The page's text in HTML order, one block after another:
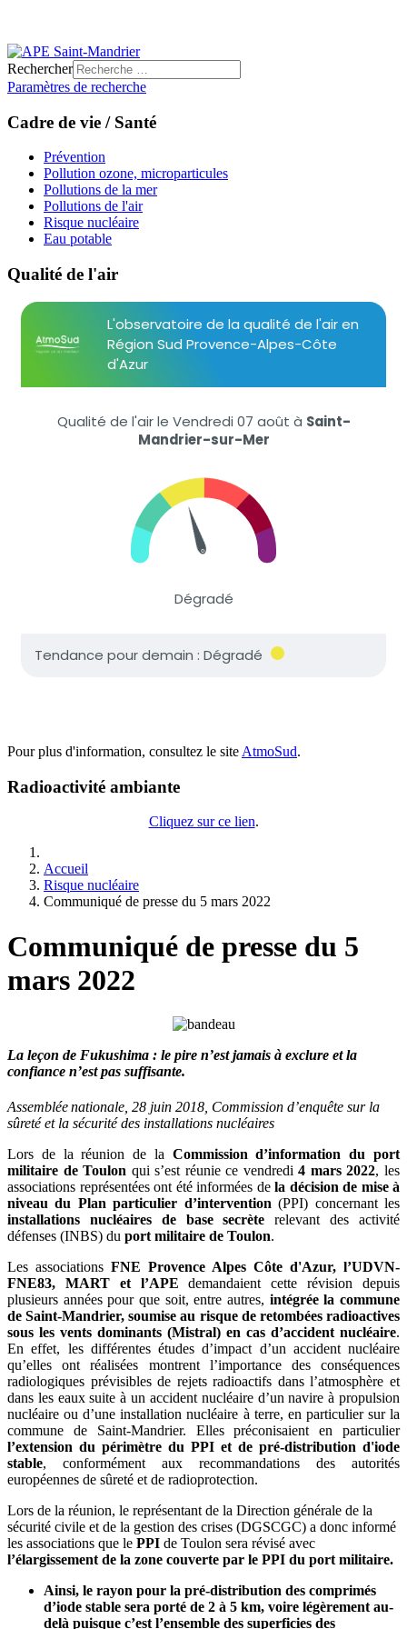
Rechercher
Paramètres de recherche
Cadre de vie / Santé
Prévention
Pollution ozone, microparticules
Pollutions de la mer
Pollutions de l'air
Risque nucléaire
Eau potable
Qualité de l'air
Pour plus d'information, consultez le site AtmoSud.
Radioactivité ambiante
Cliquez sur ce lien.
Accueil
Risque nucléaire
Communiqué de presse du 5 mars 2022
Communiqué de presse du 5
mars 2022
La leçon de Fukushima : le pire n’est jamais à exclure et la
confiance n’est pas suffisante.
Assembléenationale, 28 juin 2018, Commission d’enquête sur la
sûreté et la sécurité des installations nucléaires
Lors de la réunion de la Commission d’information du port
militaire de Toulon qui s’est réunie ce vendredi4 mars 2022, les
associations représentées ont été informées de la décision de mise à
niveau du Plan particulier d’intervention (PPI) concernant les
installations nucléaires de base secrète relevant des activité
défenses (INBS) du port militaire de Toulon.
Les associations FNE Provence Alpes Côte d'Azur, l’UDVN-
FNE83, MART et l’APE demandaient cette révision depuis
plusieurs années pour que soit, entre autres, intégrée la commune
de Saint-Mandrier, soumise au risque de retombées radioactives
sous les vents dominants (Mistral) en cas d’accident nucléaire.
En effet, les différentes études d’impact d’un accident nucléaire
qu’elles ont réalisées montrent l’importance des conséquences
radiologiques prévisibles de rejets radioactifs dans l’atmosphère et
dans les eaux suite à un accident nucléaire d’un navire à propulsion
nucléaire ou d’une installation nucléaire à terre, en particulier sur la
commune de Saint-Mandrier. Elles préconisaient en particulier
l’extension du périmètre du PPI et de pré-distribution d'iode
stable, conformément aux recommandations des autorités
européennes de sûreté et de radioprotection.
Lors de la réunion, le représentant de la Direction générale de la
sécurité civile et de la gestion des crises (DGSCGC) a donc informé
les associations que le PPI de Toulon sera révisé avec
l’élargissement de la zone couverte par le PPI du port militaire.
Ainsi, le rayon pour la pré-distribution des comprimés
d’iode stable sera porté de 2 à 5 km, voire légèrement au-
delà puisque c’est l’ensemble des superficies des